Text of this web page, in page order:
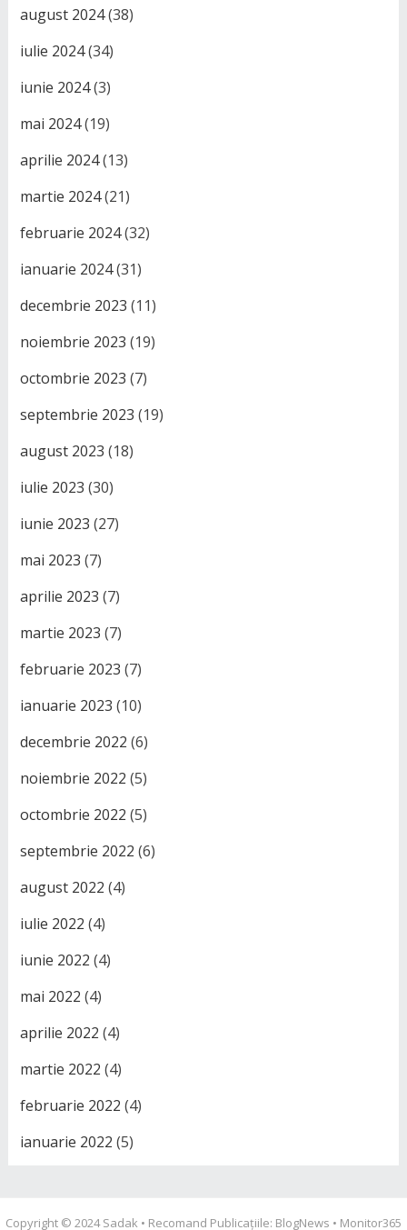
august 2024(38)
iulie 2024(34)
iunie 2024(3)
mai 2024(19)
aprilie 2024(13)
martie 2024(21)
februarie 2024(32)
ianuarie 2024(31)
decembrie 2023 (11)
noiembrie 2023 (19)
octombrie 2023 (7)
septembrie 2023 (19)
august 2023 (18)
iulie 2023 (30)
iunie 2023 (27)
mai 2023 (7)
aprilie 2023 (7)
martie 2023 (7)
februarie 2023 (7)
ianuarie 2023 (10)
decembrie 2022 (6)
noiembrie 2022 (5)
octombrie 2022 (5)
septembrie 2022 (6)
august 2022 (4)
iulie 2022 (4)
iunie 2022 (4)
mai 2022 (4)
aprilie 2022 (4)
martie 2022 (4)
februarie 2022 (4)
ianuarie 2022 (5)
Copyright © 2024Sadak • Recomand Publicațiile: BlogNews • Monitor365